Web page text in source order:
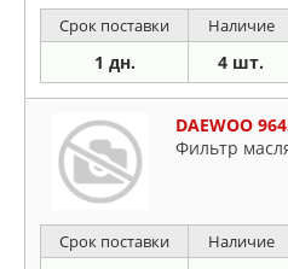
Срок поставки Наличие
1 дн. 4 шт.
DAEWOO
Фильтр
Срок поставки Наличие